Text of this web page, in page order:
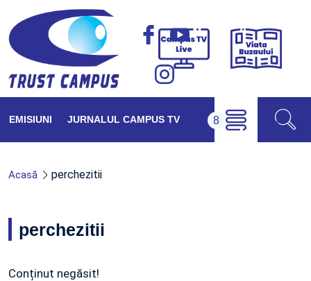
Campus
Viața
EMISIUNI JURNALUL CAMPUS TV
Acasă perchezitii
perchezitii
Conținut negăsit!